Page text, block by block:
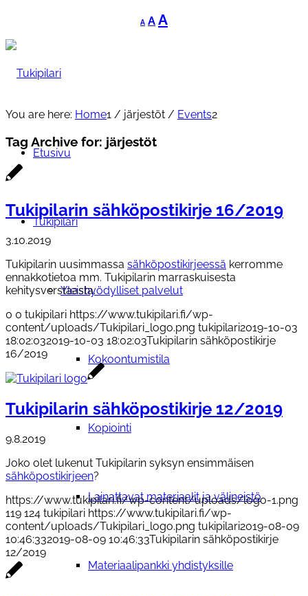
A
Decrease
font
A Reset
font
AIncrease
Etusivu
Tukipilari
Yleishyödylliset palvelut
Kokoontumistila
Kopiointi
Lainattavat materiaalit ja välineistö
Materiaalipankki yhdistyksille
You are here: Home1 / järjestöt / Events2
Tag Archive for: järjestöt
Tukipilarin sähköpostikirje 16/2019
3.10.2019
Tukipilarin uusimmassa sähköpostikirjeessä kerromme
ennakkotietoa mm. Tukipilarin marraskuisesta
kehitysverstaasta.
0 0 tukipilari https://www.tukipilari.fi/wp-
content/uploads/Tukipilari_logo.png tukipilari2019-10-03
18:02:032019-10-03 18:02:03Tukipilarin sähköpostikirje
16/2019
Tukipilarin sähköpostikirje 12/2019
9.8.2019
Joko olet lukenut Tukipilarin syksyn ensimmäisen
sähköpostikirjeen?
https://www.tukipilari.fi/wp-content/uploads/logo-1.png
119 124 tukipilari https://www.tukipilari.fi/wp-
content/uploads/Tukipilari_logo.png tukipilari2019-08-09
10:46:332019-08-09 10:46:33Tukipilarin sähköpostikirje
12/2019